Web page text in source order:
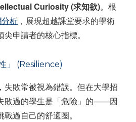
Curiosity (求知欲)。根
析 ，展現超越課堂要求的學術
申請者的核心指標。
」 (Resilience)
失敗常被視為錯誤。但在大學招
敗過的學生是「危險」的——因
過自己的舒適圈。